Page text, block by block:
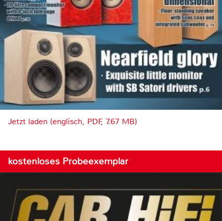
Jetzt laden (englisch, PDF, 7.67 MB)
kostenloses Probeexemplar